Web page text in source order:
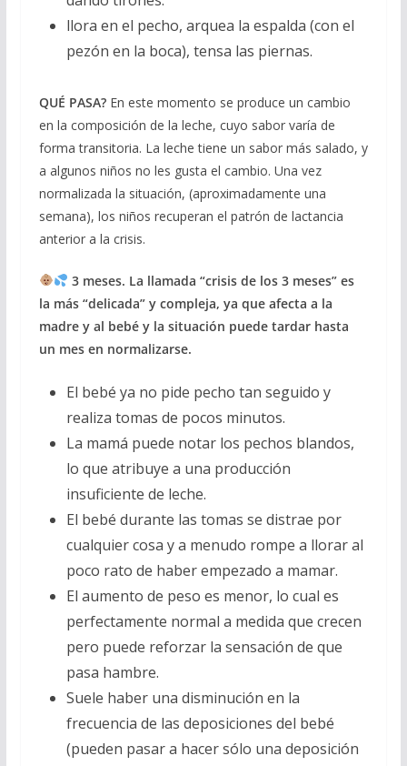
llora en el pecho, arquea la espalda (con el
pezón en la boca), tensa las piernas.
QUÉ PASA?En este momento se produce un cambio
en la composición de la leche, cuyo sabor varía de
forma transitoria. La leche tiene un sabor más salado, y
a algunos niños no les gusta el cambio. Una vez
normalizada la situación, (aproximadamente una
semana), los niños recuperan el patrón de lactancia
anterior a la crisis.
3 meses. La llamada “crisis de los 3 meses” es
la más “delicada” y compleja, ya que afecta a la
madre y al bebé y la situación puede tardar hasta
un mes en normalizarse.
El bebé ya no pide pecho tan seguido y
realiza tomas de pocos minutos.
La mamá puede notar los pechos blandos,
lo que atribuye a una producción
insuficiente de leche.
El bebé durante las tomas se distrae por
cualquier cosa y a menudo rompe a llorar al
poco rato de haber empezado a mamar.
El aumento de peso es menor, lo cual es
perfectamente normal a medida que crecen
pero puede reforzar la sensación de que
pasa hambre.
Suele haber una disminución en la
frecuencia de las deposiciones del bebé
(pueden pasar a hacer sólo una deposición